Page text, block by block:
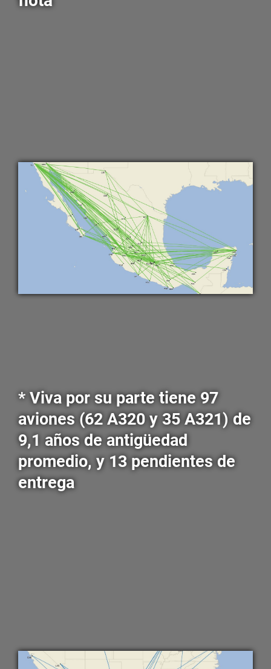
* Viva por su parte tiene 97
aviones (62 A320 y 35 A321) de
9,1 años de antigüedad
promedio, y 13 pendientes de
entrega